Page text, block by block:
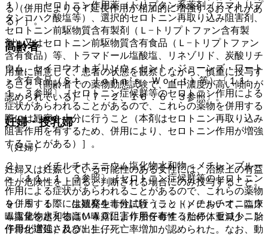
る（併用によりＱＴ延長作用が相加的に増強するおそれがあ
る）］。
高齢者
用量に留意して、患者の状態を観察しながら、慎重に投与す
ること（高齢者での薬物動態試験で、血中濃度が高い傾向が
認められている）〔７．２、１６．６．３参照〕。
妊婦・授乳婦
（妊婦）
妊婦又は妊娠している可能性のある女性には、治療上の有益
性が危険性を上回ると判断される場合にのみ投与すること。
９．５．１． 生殖発生毒性試験（ラット）において、臨床
曝露量を超える高い曝露により胎仔毒性（胎仔体重減少、胎
仔骨化遅延）及び出生仔死亡率増加が認められた。なお、動
１）． セロトニン作用薬（トリプタン系薬剤（スマトリプ
タンコハク酸塩等）、選択的セロトニン再取り込み阻害剤、
セロトニン前駆物質含有製剤（Ｌ−トリプトファン含有製
剤）又はセロトニン前駆物質含有食品（Ｌ−トリプトファン
含有食品）等、トラマドール塩酸塩、リネゾリド、炭酸リチ
ウム、セイヨウオトギリソウ＜セント・ジョーンズ・ワート
＞含有食品（Ｓｔ．Ｊｏｈｎ’ｓ Ｗｏｒｔ）等）〔１１．
１．３参照〕［セロトニン症候群等のセロトニン作用による
症状があらわれることがあるので、これらの薬物を併用する
際には観察を十分に行うこと（本剤はセロトニン再取り込み
阻害作用を有するため、併用により、セロトニン作用が増強
することがある）］。
２）． メチルチオニニウム塩化物水和物＜メチレンブルー
＞〔１１．１．３参照〕［セロトニン症候群等のセロトニン
作用による症状があらわれることがあるので、これらの薬物
を併用する際には観察を十分に行うこと（メチルチオニニウ
ム塩化物水和物はＭＡＯ阻害作用を有するため、セロトニン
作用が増強される）］。